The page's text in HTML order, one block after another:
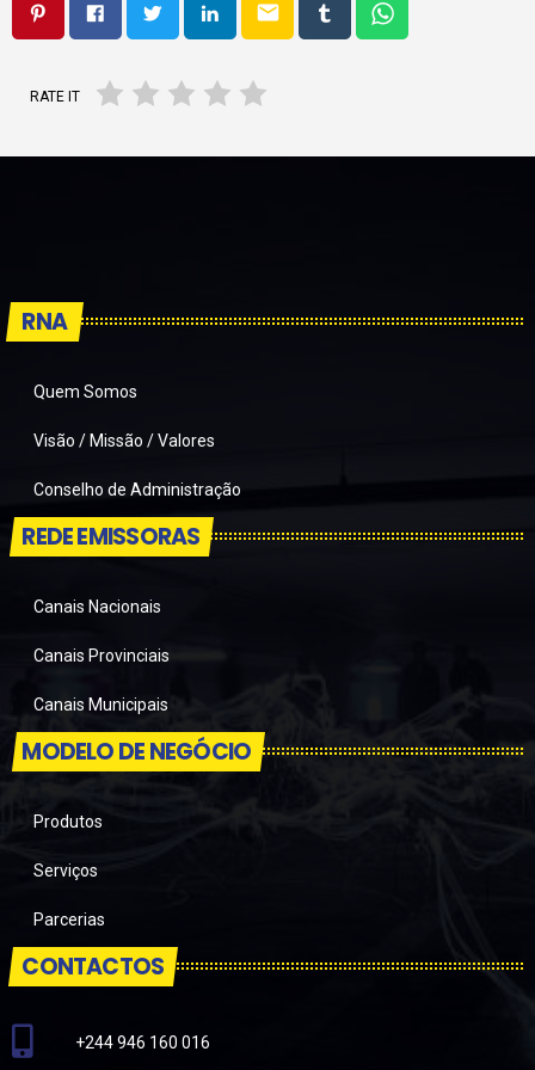
email
RATE IT
RNA
Quem Somos
Visão / Missão / Valores
Conselho de Administração
REDE EMISSORAS
Canais Nacionais
Canais Provinciais
Canais Municipais
MODELO DE NEGÓCIO
Produtos
Serviços
Parcerias
CONTACTOS
+244 946 160 016